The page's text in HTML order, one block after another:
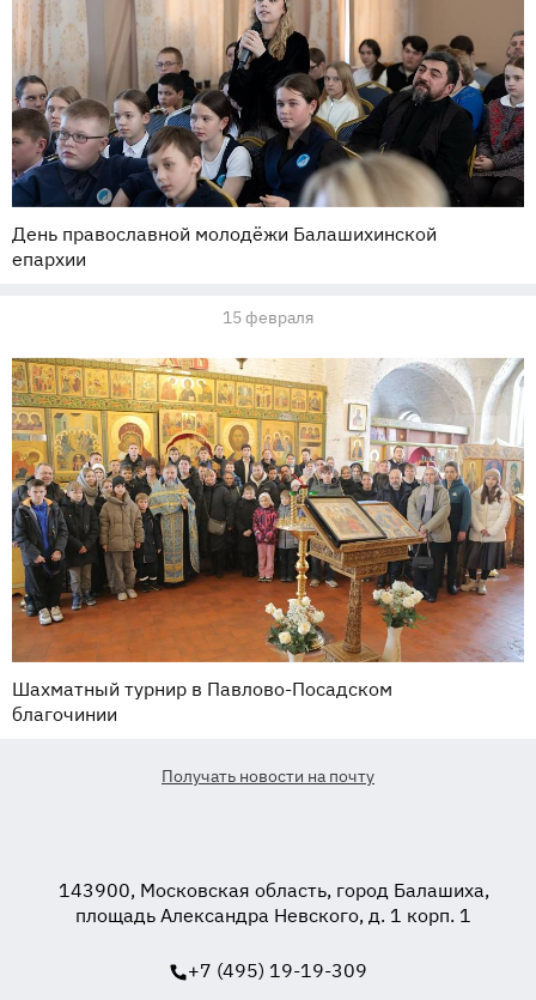
День православной молодёжи Балашихинской
епархии
15 февраля
Шахматный турнир в Павлово-Посадском
благочинии
Получать новости на почту
143900, Московская область, город Балашиха,
площадь Александра Невского, д. 1 корп. 1
+7 (495) 19-19-309